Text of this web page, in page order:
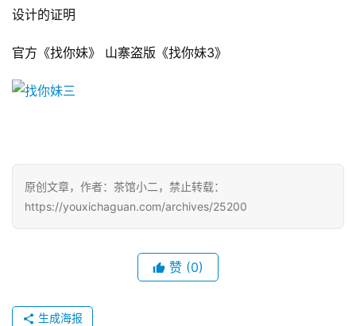
3
0
对
接
站
设计的证明
官方《找你妹》 山寨盗版《找你妹3》
原创文章，作者：茶馆小二，禁止转载：
https://youxichaguan.com/archives/25200
赞 (0)
生成海报